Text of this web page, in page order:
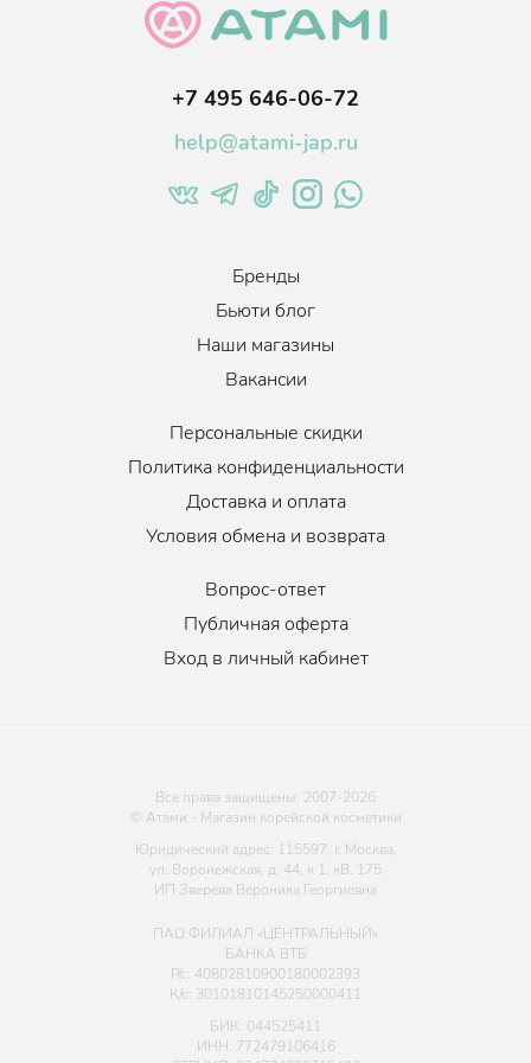
обеззараживающий эффект, глубоко оздоравливает кожу
головы. Останавливает воспалительные процессы,
Экстракт розмарина - увлажняет сухие и ломкие пряди,
Стимулирует образование новых волосяных фолликул,
устраняет перхоть и борется с ранней сединой.
+7 495 646-06-72
help@atami-jap.ru
Бренды
Бьюти блог
Наши магазины
Вакансии
Персональные скидки
Политика конфиденциальности
Доставка и оплата
Условия обмена и возврата
Вопрос-ответ
Публичная оферта
Вход в личный кабинет
Все права защищены. 2007-2026
© Атами - Магазин корейской косметики
Юридический адрес: 115597, г. Москва,
ул. Воронежская, д. 44, к 1, кВ. 175
ИП Зверева Вероника Георгиевна
ПАО ФИЛИАЛ «ЦЕНТРАЛЬНЫЙ»
БАНКА ВТБ
Р/с: 40802810900180002393
К/с: 30101810145250000411
БИК: 044525411
ИНН: 772479106416